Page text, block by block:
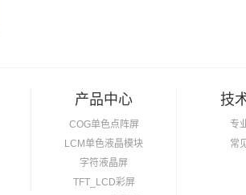
产品中心
COG单色点阵屏
LCM单色液晶模块
字符液晶屏
TFT_LCD彩屏
技
专
常